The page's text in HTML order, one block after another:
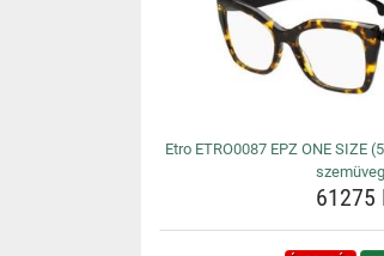
Etro ETRO0087 EPZ ONE SIZE
61275